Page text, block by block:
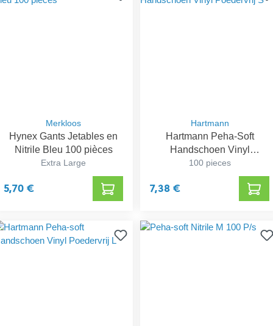
Merkloos
Hynex Gants Jetables en
Nitrile Bleu 100 pièces
Extra Large
5,70 €
Hartmann
Hartmann Peha-Soft
Handschoen Vinyl
Poedervrij S
100 pieces
7,38 €